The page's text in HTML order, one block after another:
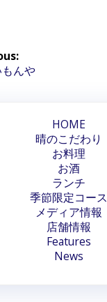
んや
HOME
晴のこだわり
お料理
お酒
ランチ
季節限定コース
メディア情報
店舗情報
Features
News